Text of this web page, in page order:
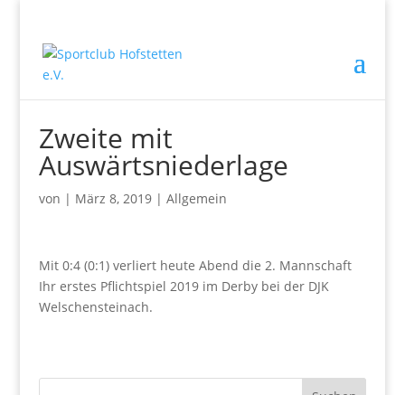
Zweite mit
Auswärtsniederlage
von | März 8, 2019| Allgemein
Mit 0:4 (0:1) verliert heute Abend die 2. Mannschaft
Ihr erstes Pflichtspiel 2019 im Derby bei der DJK
Welschensteinach.